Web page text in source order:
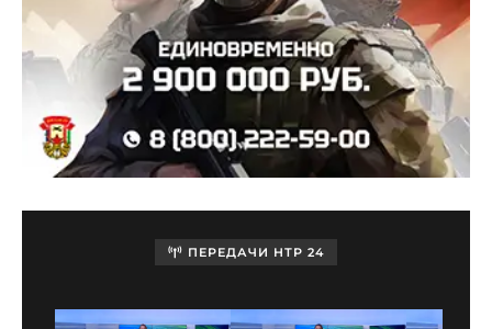
ПЕРЕДАЧИ НТР 24